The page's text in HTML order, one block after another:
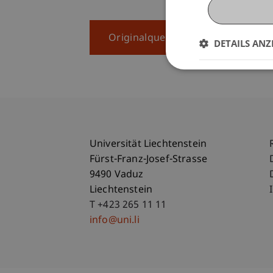
Originalquellen
Universität Liechtenstein
Fürst-Franz-Josef-Strasse
9490 Vaduz
Liechtenstein
T +423 265 11 11
info@uni.li
DETAILS